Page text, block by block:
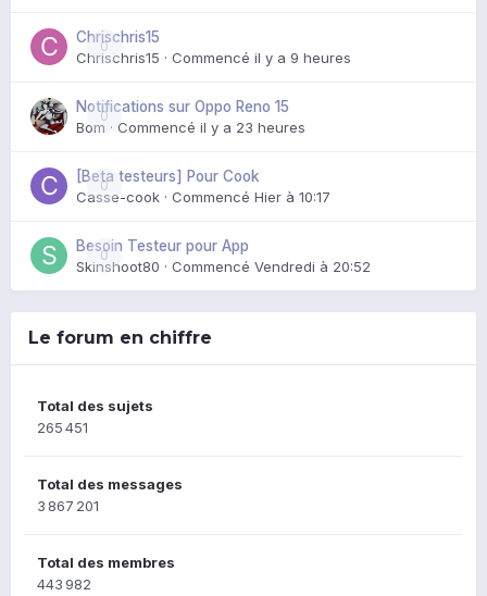
0
Chrischris15
Chrischris15 · Commencé il y a 9 heures
0
Notifications sur Oppo Reno 15
Bom · Commencé il y a 23 heures
0
[Beta testeurs] Pour Cook
Casse-cook · Commencé Hier à 10:17
0
Besoin Testeur pour App
Skinshoot80 · Commencé Vendredi à 20:52
Le forum en chiffre
Total des sujets
265 451
Total des messages
3 867 201
Total des membres
443 982